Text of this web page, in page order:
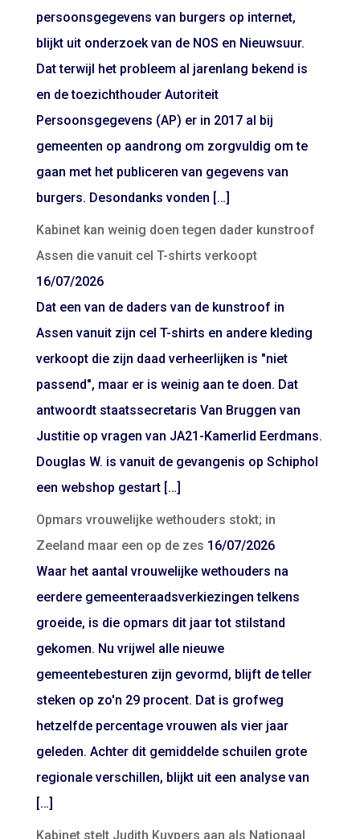
persoonsgegevens van burgers op internet,
blijkt uit onderzoek van de NOS en Nieuwsuur.
Dat terwijl het probleem al jarenlang bekend is
en de toezichthouder Autoriteit
Persoonsgegevens (AP) er in 2017 al bij
gemeenten op aandrong om zorgvuldig om te
gaan met het publiceren van gegevens van
burgers. Desondanks vonden […]
Kabinet kan weinig doen tegen dader kunstroof
Assen die vanuit cel T-shirts verkoopt
16/07/2026
Dat een van de daders van de kunstroof in
Assen vanuit zijn cel T-shirts en andere kleding
verkoopt die zijn daad verheerlijken is "niet
passend", maar er is weinig aan te doen. Dat
antwoordt staatssecretaris Van Bruggen van
Justitie op vragen van JA21-Kamerlid Eerdmans.
Douglas W. is vanuit de gevangenis op Schiphol
een webshop gestart […]
Opmars vrouwelijke wethouders stokt; in
Zeeland maar een op de zes 16/07/2026
Waar het aantal vrouwelijke wethouders na
eerdere gemeenteraadsverkiezingen telkens
groeide, is die opmars dit jaar tot stilstand
gekomen. Nu vrijwel alle nieuwe
gemeentebesturen zijn gevormd, blijft de teller
steken op zo'n 29 procent. Dat is grofweg
hetzelfde percentage vrouwen als vier jaar
geleden. Achter dit gemiddelde schuilen grote
regionale verschillen, blijkt uit een analyse van
[…]
Kabinet stelt Judith Kuypers aan als Nationaal